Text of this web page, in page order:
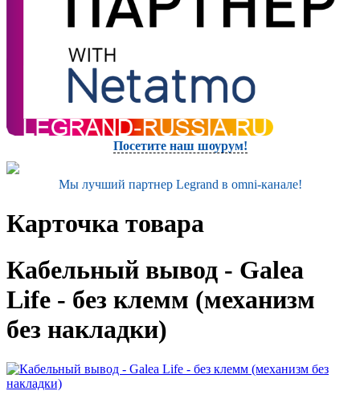
Посетите наш шоурум!
Мы лучший партнер Legrand в omni-канале!
Карточка товара
Кабельный вывод - Galea
Life - без клемм (механизм
без накладки)